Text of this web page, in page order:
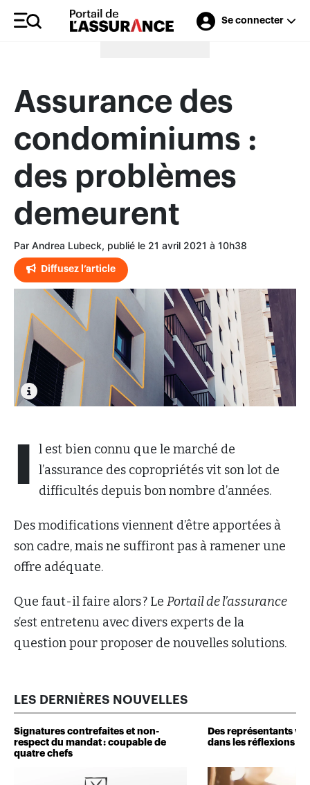
Se connecter
Merci à nos annonceurs
Assurance des
condominiums :
des problèmes
demeurent
Par Andrea Lubeck, publié le 21 avril 2021 à 10h38
Diffusez l’article
l est bien connu que le marché de
l’assurance des copropriétés vit son lot de
difficultés depuis bon nombre d’années.
Des modifications viennent d’être apportées à
son cadre, mais ne suffiront pas à ramener une
offre adéquate.
Que faut-il faire alors ? Le Portail de l’assurance
s’est entretenu avec divers experts de la
question pour proposer de nouvelles solutions.
LES DERNIÈRES NOUVELLES
Signatures contrefaites et non-
respect du mandat : coupable de
quatre chefs
Des représentants
dans les réflexions de